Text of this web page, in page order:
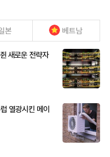
본 베트남
새로운 전략자
열광시킨 메이